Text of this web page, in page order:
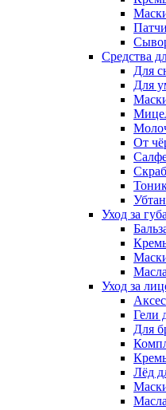
Средства
Для
Для
От
Уход за
Уход за
Гели
Для
Лёд